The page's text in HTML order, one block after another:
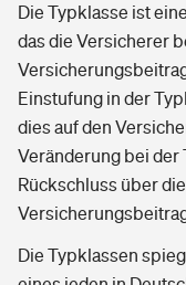
Die Typklasse ist
das die Versicherer
Einstufung in der
dies auf den
Veränderung bei der
Rückschluss über
Die Typklassen